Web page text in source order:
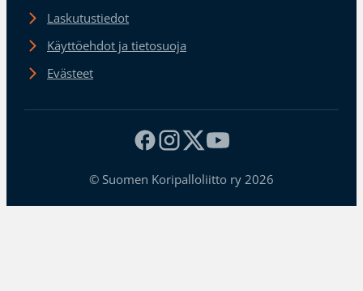
Laskutustiedot
Käyttöehdot ja tietosuoja
Evästeet
© Suomen Koripalloliitto ry 2026